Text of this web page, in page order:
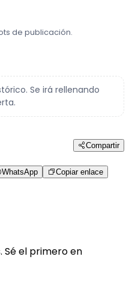
de publicación.
Se irá rellenando
Compartir
WhatsApp Copiar enlace
Sé el primero en